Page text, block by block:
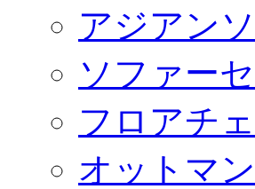
アジアン
ソファー
フロアチ
オットマン